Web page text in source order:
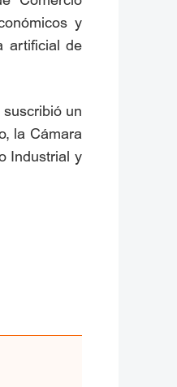
y
artificial de
un
la Cámara
Industrial y